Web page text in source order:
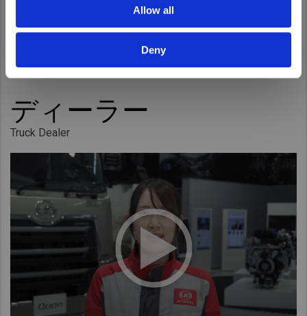
Allow all
Deny
り、不具合の原因究明や改善が成功した時はやりがいを感
じます。在宅勤務制度やフレックス勤務制度があり、ワー
クライフバランスが保てる環境も魅力です。
ディーラー
Truck Dealer